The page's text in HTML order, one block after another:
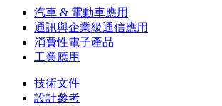
汽車 & 電動車應用
通訊與企業級通信應用
消費性電子產品
工業應用
技術文件
設計參考